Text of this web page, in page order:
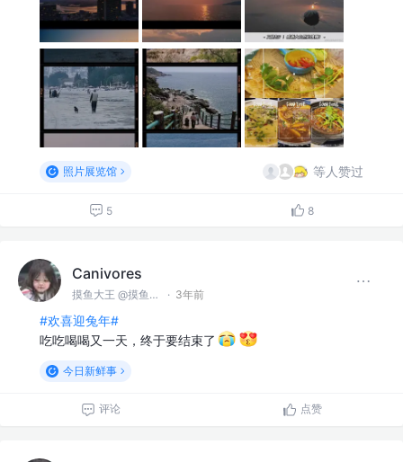
照片展览馆 等人赞过
5 8
Canivores
摸鱼大王 @摸鱼公司 · 3年前
#欢喜迎兔年#
吃吃喝喝又一天，终于要结束了
今日新鲜事
评论 点赞